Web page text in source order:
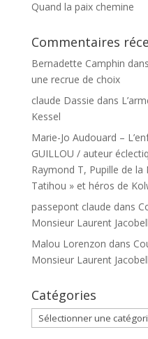
Quand la paix chemine
Commentaires
Bernadette Camphin dans
une recrue de choix
claude Dassie dans
Kessel
Marie-Jo Audouard –
GUILLOU / auteur
Raymond T, Pupille de
Tatihou » et héros de
passepont claude dans
Monsieur Laurent
Malou Lorenzon dans
Monsieur Laurent
Catégories
Catégories